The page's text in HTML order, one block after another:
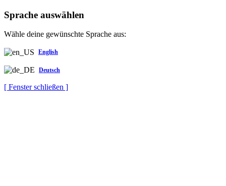
Sprache auswählen
Wähle deine gewünschte Sprache aus:
English
Deutsch
[ Fenster schließen ]